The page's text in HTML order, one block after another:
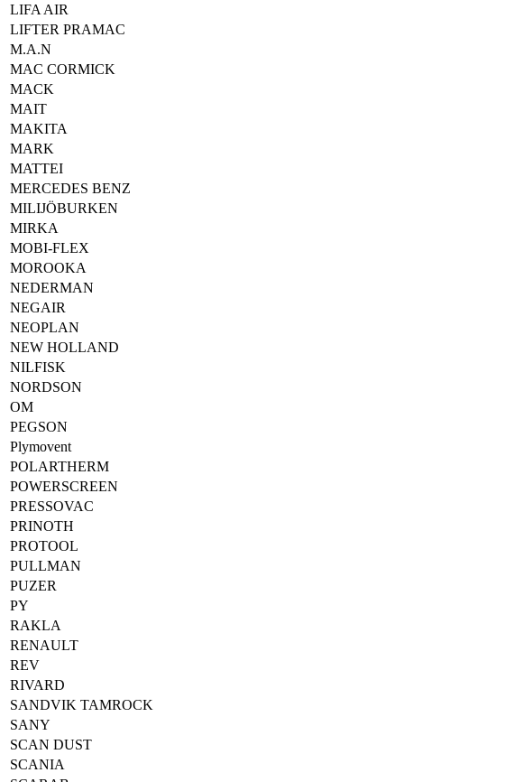
LIFA AIR
LIFTER PRAMAC
M.A.N
MAC CORMICK
MACK
MAIT
MAKITA
MARK
MATTEI
MERCEDES BENZ
MILIJÖBURKEN
MIRKA
MOBI-FLEX
MOROOKA
NEDERMAN
NEGAIR
NEOPLAN
NEW HOLLAND
NILFISK
NORDSON
OM
PEGSON
Plymovent
POLARTHERM
POWERSCREEN
PRESSOVAC
PRINOTH
PROTOOL
PULLMAN
PUZER
PY
RAKLA
RENAULT
REV
RIVARD
SANDVIK TAMROCK
SANY
SCAN DUST
SCANIA